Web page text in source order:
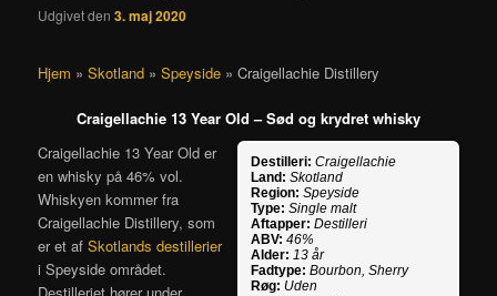
Udgivet den3. maj 2020
Hjem »Skotland »Speyside »Craigellachie Distillery
Craigellachie 13 Year Old – Sød og krydret whisky
Destilleri: Craigellachie
Land: Skotland
Region: Speyside
Type: Single malt
Aftapper: Destilleri
ABV: 46%
Alder: 13 år
Fadtype: Bourbon, Sherry
Røg: Uden
Craigellachie 13 Year Old er
en whisky på 46% vol.
Whiskyen kommer fra
Craigellachie Distillery, som
er et afSkotlands destillerier
i Speyside området.